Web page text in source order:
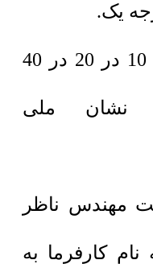
یک.
بلوک سبک سیمانی 10 در 20 در 40
نشان ملی
مهندس ناظر
نام کارفرما به